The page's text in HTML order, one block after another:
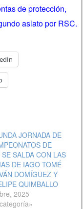
de protección,
aslato por RSC.
JORNADA DE
DE
SE SALDA CON LAS
DE IAGO TOMÉ
DOMÍGUEZ Y
QUIMBALLO
2025